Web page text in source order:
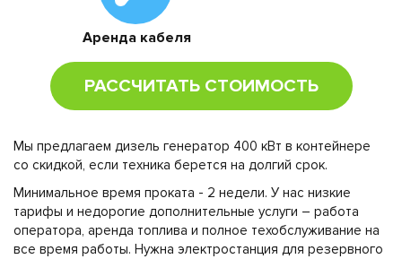
Аренда кабеля
РАССЧИТАТЬ СТОИМОСТЬ
Мы предлагаем дизель генератор 400 кВт в контейнере
со скидкой, если техника берется на долгий срок.
Минимальное время проката - 2 недели. У нас низкие
тарифы и недорогие дополнительные услуги – работа
оператора, аренда топлива и полное техобслуживание на
все время работы. Нужна электростанция для резервного